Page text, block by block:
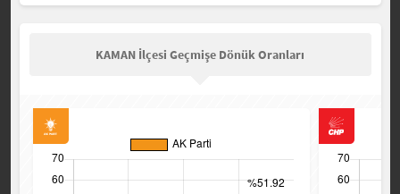
KAMAN İlçesi Geçmişe Dönük Oranları